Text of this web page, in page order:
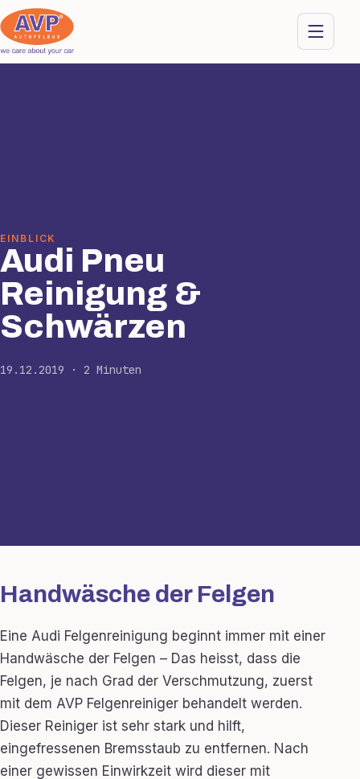
EINBLICK
Audi Pneu
Reinigung &
Schwärzen
19.12.2019 · 2 Minuten
Handwäsche der Felgen
Eine Audi Felgenreinigung beginnt immer mit einer
Handwäsche der Felgen – Das heisst, dass die
Felgen, je nach Grad der Verschmutzung, zuerst
mit dem AVP Felgenreiniger behandelt werden.
Dieser Reiniger ist sehr stark und hilft,
eingefressenen Bremsstaub zu entfernen. Nach
einer gewissen Einwirkzeit wird dieser mit